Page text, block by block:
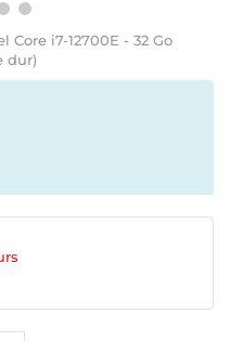
Core i7-12700E - 32 Go
dur)